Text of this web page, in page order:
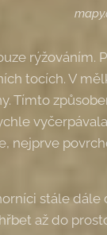
tocích. V
Tímto
nejprve
stále
až do